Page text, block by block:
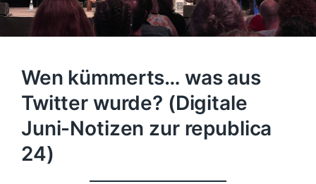
Wen kümmerts… was aus
Twitter wurde? (Digitale
Juni-Notizen zur republica
24)